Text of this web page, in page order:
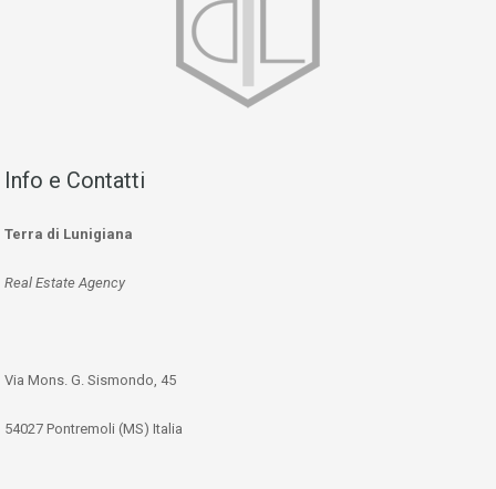
Info e Contatti
Terra di Lunigiana
Real Estate Agency
Via Mons. G. Sismondo, 45
54027 Pontremoli (MS) Italia